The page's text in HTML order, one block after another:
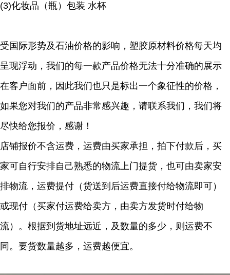
(3)化妆品（瓶）包装 水杯
受国际形势及石油价格的影响，塑胶原材料价格每天均
呈现浮动，我们的每一款产品价格无法十分准确的展示
在客户面前，因此我们也只是标出一个象征性的价格，
如果您对我们的产品非常感兴趣，请联系我们，我们将
尽快给您报价，感谢！
店铺报价不含运费，运费由买家承担，拍下付款后，买
家可自行安排自己熟悉的物流上门提货，也可由卖家安
排物流，运费提付（货送到后运费直接付给物流即可）
或现付（买家付运费给卖方，由卖方发货时付给物
流）。根据到货地址远近，及数量的多少，则运费不
同。要货数量越多，运费越便宜。